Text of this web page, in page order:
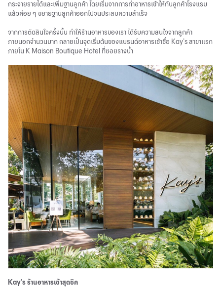
กระจายรายได้และเพิ่มฐานลูกค้า โดยเริ่มจากการทำอาหารเช้าให้กับลูกค้าโรงแรม
แล้วค่อย ๆ ขยายฐานลูกค้าออกไปจนประสบความสำเร็จ
จากการตัดสินใจครั้งนั้น ทำให้ร้านอาหารของเรา ได้รับความสนใจจากลูกค้า
ภายนอกจำนวนมาก กลายเป็นจุดเริ่มต้นของแบรนด์อาหารเช้าชื่อ Kay’s สาขาแรก
ภายใน K Maison Boutique Hotel ที่ซอยรางน้ำ
Kay’s ร้านอาหารเช้าสุดชิค